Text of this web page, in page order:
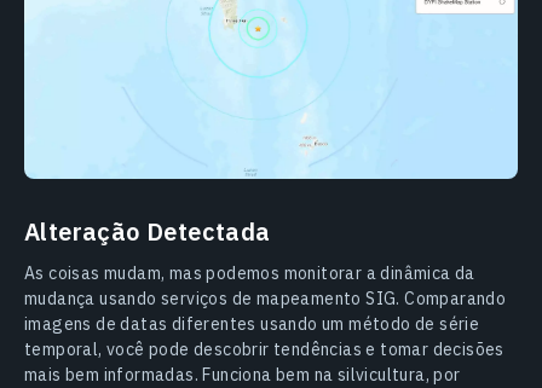
Alteração Detectada
As coisas mudam, mas podemos monitorar a dinâmica da
mudança usando serviços de mapeamento SIG. Comparando
imagens de datas diferentes usando um método de série
temporal, você pode descobrir tendências e tomar decisões
mais bem informadas. Funciona bem na silvicultura, por